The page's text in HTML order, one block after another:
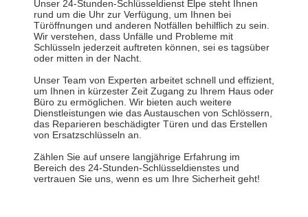
Unser 24-Stunden-Schlüsseldienst Elpe steht Ihnen
rund um die Uhr zur Verfügung, um Ihnen bei
Türöffnungen und anderen Notfällen behilflich zu sein.
Wir verstehen, dass Unfälle und Probleme mit
Schlüsseln jederzeit auftreten können, sei es tagsüber
oder mitten in der Nacht.
Unser Team von Experten arbeitet schnell und effizient,
um Ihnen in kürzester Zeit Zugang zu Ihrem Haus oder
Büro zu ermöglichen. Wir bieten auch weitere
Dienstleistungen wie das Austauschen von Schlössern,
das Reparieren beschädigter Türen und das Erstellen
von Ersatzschlüsseln an.
Zählen Sie auf unsere langjährige Erfahrung im
Bereich des 24-Stunden-Schlüsseldienstes und
vertrauen Sie uns, wenn es um Ihre Sicherheit geht!